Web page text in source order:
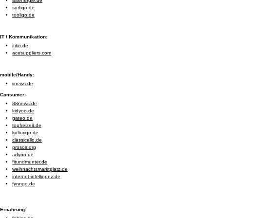
surfigo.de
tooligo.de
IT / Kommunikation:
itiko.de
acesuppliers.com
mobile/Handy:
iinews.de
Consumer:
88news.de
kidyoo.de
gateo.de
topfreizeit.de
kulturigo.de
classicello.de
prosos.org
adyoo.de
fitundmunter.de
weihnachtsmarktplatz.de
internet-intelligenz.de
fynngo.de
Ernährung: